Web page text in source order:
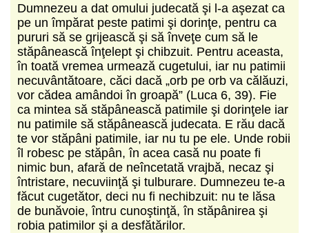
Dumnezeu a dat omului judecată şi l-a aşezat ca
pe un împărat peste patimi şi dorinţe, pentru ca
pururi să se grijească şi să înveţe cum să le
stăpânească înţelept şi chibzuit. Pentru aceasta,
în toată vremea urmează cugetului, iar nu patimii
necuvântătoare, căci dacă „orb pe orb va călăuzi,
vor cădea amândoi în groapă” (Luca 6, 39). Fie
ca mintea să stăpânească patimile şi dorinţele iar
nu patimile să stăpânească judecata. E rău dacă
te vor stăpâni patimile, iar nu tu pe ele. Unde robii
îl robesc pe stăpân, în acea casă nu poate fi
nimic bun, afară de neîncetată vrajbă, necaz şi
întristare, necuviinţă şi tulburare. Dumnezeu te-a
făcut cugetător, deci nu fi nechibzuit: nu te lăsa
de bunăvoie, întru cunoştinţă, în stăpânirea şi
robia patimilor şi a desfătărilor.